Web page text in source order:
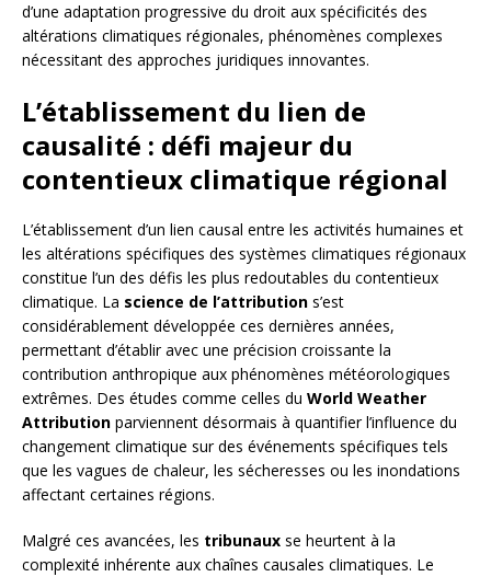
d’une adaptation progressive du droit aux spécificités des
altérations climatiques régionales, phénomènes complexes
nécessitant des approches juridiques innovantes.
L’établissement du lien de
causalité : défi majeur du
contentieux climatique régional
L’établissement d’un lien causal entre les activités humaines et
les altérations spécifiques des systèmes climatiques régionaux
constitue l’un des défis les plus redoutables du contentieux
climatique. La science de l’attribution s’est
considérablement développée ces dernières années,
permettant d’établir avec une précision croissante la
contribution anthropique aux phénomènes météorologiques
extrêmes. Des études comme celles du World Weather
Attribution parviennent désormais à quantifier l’influence du
changement climatique sur des événements spécifiques tels
que les vagues de chaleur, les sécheresses ou les inondations
affectant certaines régions.
Malgré ces avancées, les tribunaux se heurtent à la
complexité inhérente aux chaînes causales climatiques. Le